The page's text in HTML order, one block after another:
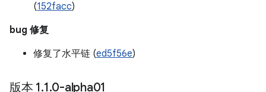
(152facc)
bug 修复
修复了水平链 (ed5f56e)
版本 1.1.0-alpha01